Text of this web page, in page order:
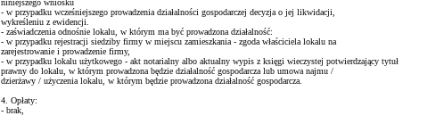
niniejszego wniosku
- w przypadku wcześniejszego prowadzenia działalności gospodarczej decyzja o jej likwidacji,
wykreśleniu z ewidencji.
- zaświadczenia odnośnie lokalu, w którym ma być prowadzona działalność:
- w przypadku rejestracji siedziby firmy w miejscu zamieszkania - zgoda właściciela lokalu na
zarejestrowanie i prowadzenie firmy,
- w przypadku lokalu użytkowego - akt notarialny albo aktualny wypis z księgi wieczystej potwierdzający tytuł
prawny do lokalu, w którym prowadzona będzie działalność gospodarcza lub umowa najmu /
dzierżawy / użyczenia lokalu, w którym będzie prowadzona działalność gospodarcza.
4. Opłaty:
- brak,